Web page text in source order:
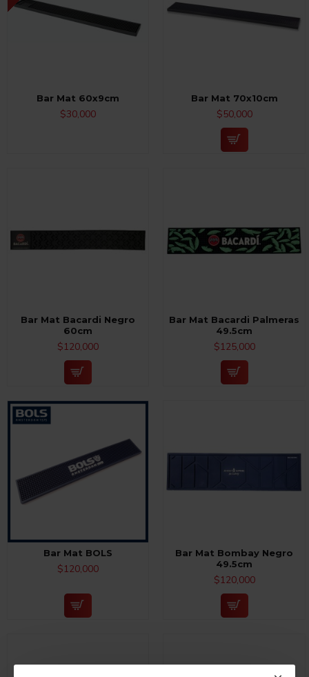
Bar Mat 60x9cm
$30,000
Bar Mat 70x10cm
$50,000
Bar Mat Bacardi Negro
60cm
$120,000
Bar Mat Bacardi Palmeras
49.5cm
$125,000
Bar Mat BOLS
$120,000
Bar Mat Bombay Negro
49.5cm
$120,000